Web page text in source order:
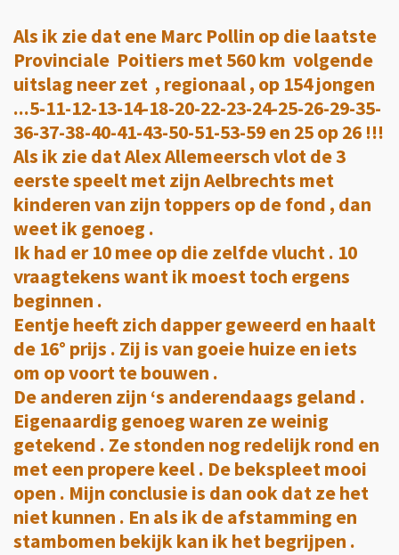
Als ik zie dat ene Marc Pollin op die laatste
Provinciale Poitiers met 560 km volgende
uitslag neer zet , regionaal , op 154 jongen
...5-11-12-13-14-18-20-22-23-24-25-26-29-35-
36-37-38-40-41-43-50-51-53-59 en 25 op 26 !!!
Als ik zie dat Alex Allemeersch vlot de 3
eerste speelt met zijn Aelbrechts met
kinderen van zijn toppers op de fond , dan
weet ik genoeg .
Ik had er 10 mee op die zelfde vlucht . 10
vraagtekens want ik moest toch ergens
beginnen .
Eentje heeft zich dapper geweerd en haalt
de 16° prijs . Zij is van goeie huize en iets
om op voort te bouwen .
De anderen zijn ‘s anderendaags geland .
Eigenaardig genoeg waren ze weinig
getekend . Ze stonden nog redelijk rond en
met een propere keel . De bekspleet mooi
open . Mijn conclusie is dan ook dat ze het
niet kunnen . En als ik de afstamming en
stambomen bekijk kan ik het begrijpen .